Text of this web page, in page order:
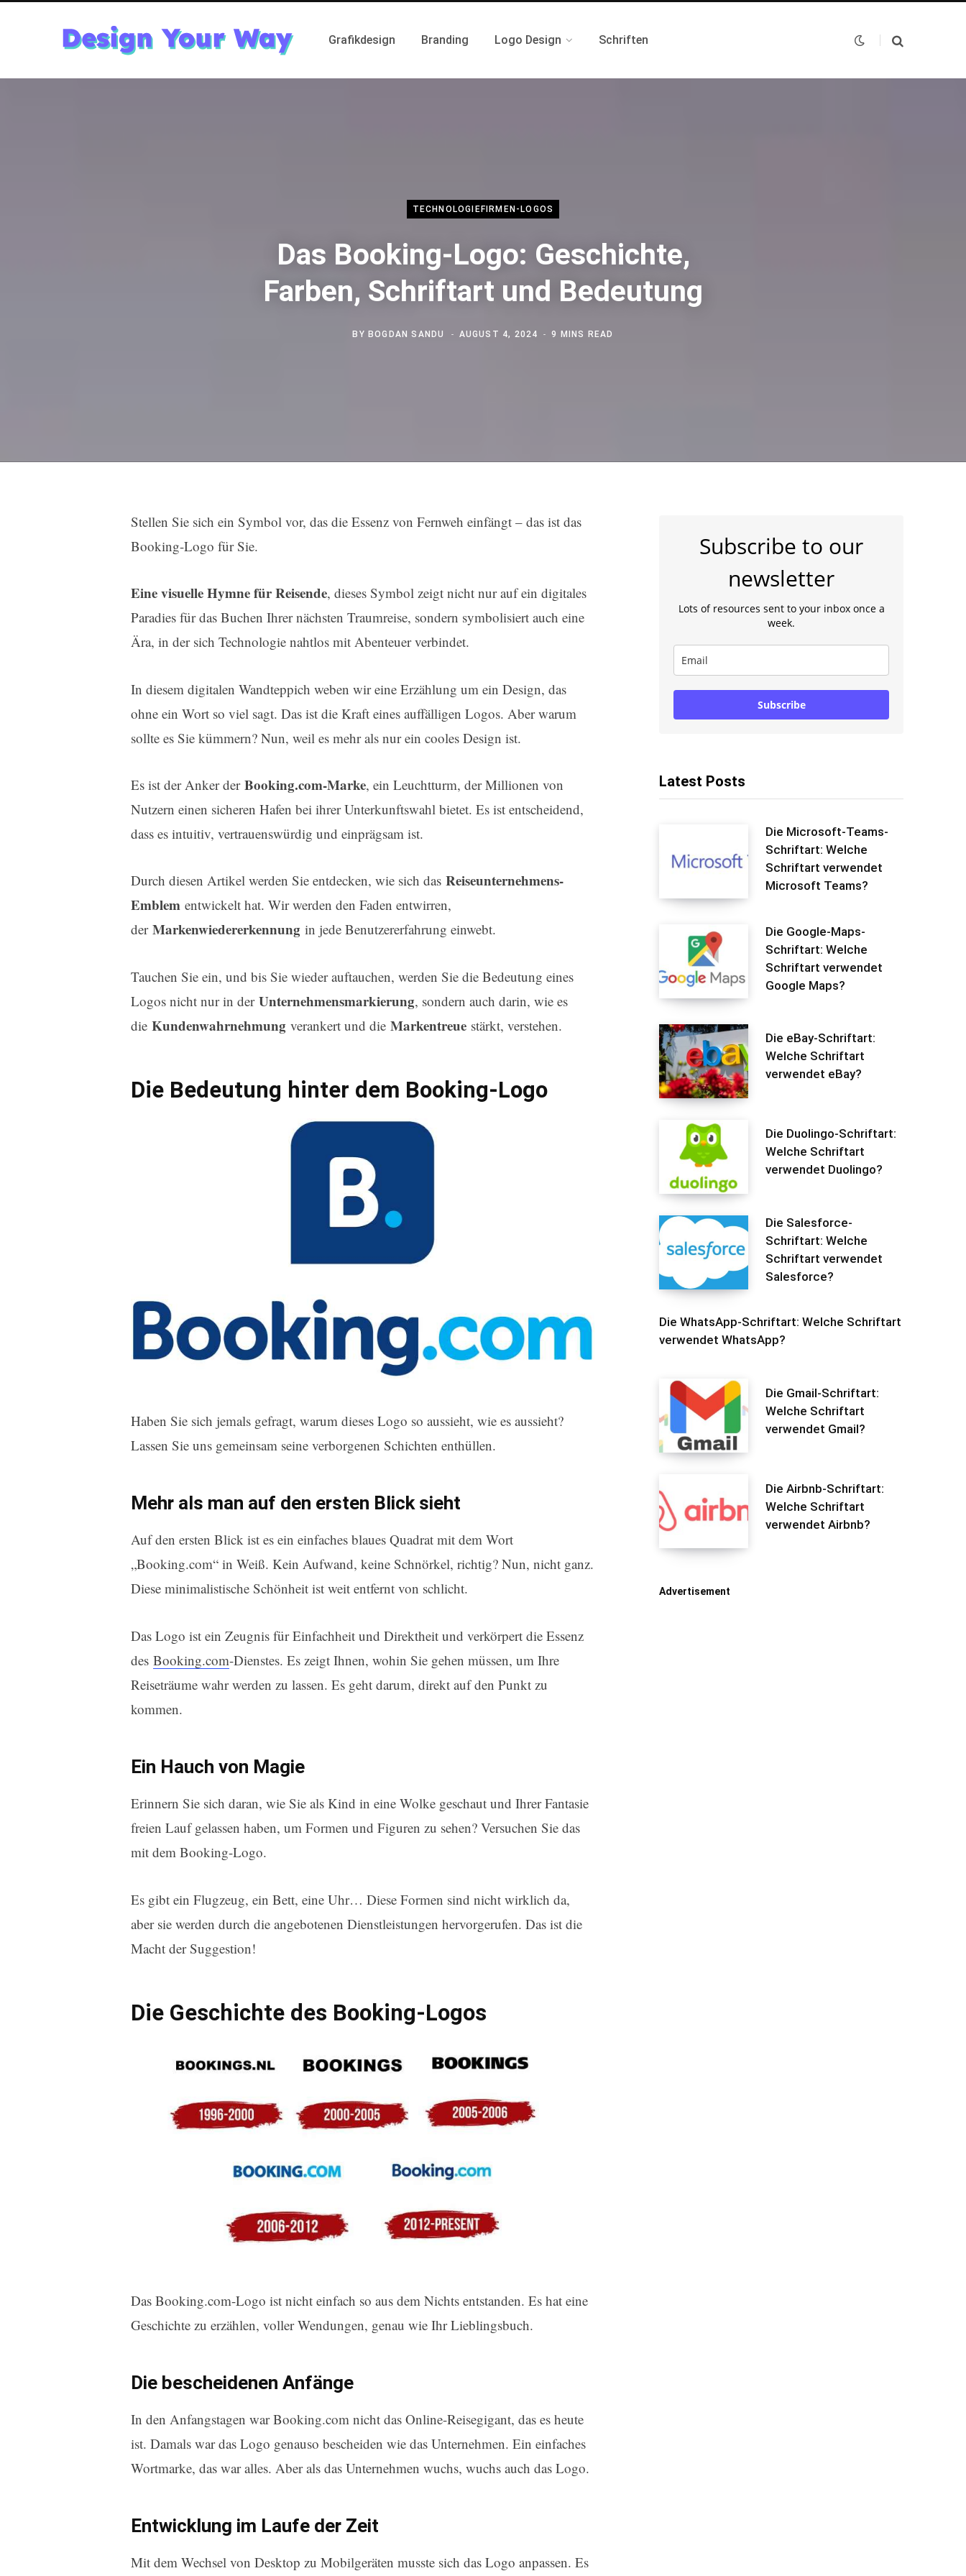
Grafikdesign Branding Logo Design Schriften
TECHNOLOGIEFIRMEN-LOGOS
Das Booking-Logo: Geschichte,
Farben, Schriftart und Bedeutung
BY BOGDAN SANDU AUGUST 4, 2024 9 MINS READ
Stellen Sie sich ein Symbol vor, das die Essenz von Fernweh einfängt – das ist das
Booking-Logo für Sie.
Eine visuelle Hymne für Reisende, dieses Symbol zeigt nicht nur auf ein digitales
Paradies für das Buchen Ihrer nächsten Traumreise, sondern symbolisiert auch eine
Ära, in der sich Technologie nahtlos mit Abenteuer verbindet.
In diesem digitalen Wandteppich weben wir eine Erzählung um ein Design, das
ohne ein Wort so viel sagt. Das ist die Kraft eines auffälligen Logos. Aber warum
sollte es Sie kümmern? Nun, weil es mehr als nur ein cooles Design ist.
Es ist der Anker der Booking.com-Marke, ein Leuchtturm, der Millionen von
Nutzern einen sicheren Hafen bei ihrer Unterkunftswahl bietet. Es ist entscheidend,
dass es intuitiv, vertrauenswürdig und einprägsam ist.
Durch diesen Artikel werden Sie entdecken, wie sich das Reiseunternehmens-
Emblementwickelt hat. Wir werden den Faden entwirren,
der Markenwiedererkennungin jede Benutzererfahrung einwebt.
Tauchen Sie ein, und bis Sie wieder auftauchen, werden Sie die Bedeutung eines
Logos nicht nur in der Unternehmensmarkierung, sondern auch darin, wie es
die Kundenwahrnehmungverankert und die Markentreuestärkt, verstehen.
Die Bedeutung hinter dem Booking-Logo
Haben Sie sich jemals gefragt, warum dieses Logo so aussieht, wie es aussieht?
Lassen Sie uns gemeinsam seine verborgenen Schichten enthüllen.
Mehr als man auf den ersten Blick sieht
Auf den ersten Blick ist es ein einfaches blaues Quadrat mit dem Wort
„Booking.com“ in Weiß. Kein Aufwand, keine Schnörkel, richtig? Nun, nicht ganz.
Diese minimalistische Schönheit ist weit entfernt von schlicht.
Das Logo ist ein Zeugnis für Einfachheit und Direktheit und verkörpert die Essenz
des Booking.com-Dienstes. Es zeigt Ihnen, wohin Sie gehen müssen, um Ihre
Reiseträume wahr werden zu lassen. Es geht darum, direkt auf den Punkt zu
kommen.
Ein Hauch von Magie
Erinnern Sie sich daran, wie Sie als Kind in eine Wolke geschaut und Ihrer Fantasie
freien Lauf gelassen haben, um Formen und Figuren zu sehen? Versuchen Sie das
mit dem Booking-Logo.
Es gibt ein Flugzeug, ein Bett, eine Uhr… Diese Formen sind nicht wirklich da,
aber sie werden durch die angebotenen Dienstleistungen hervorgerufen. Das ist die
Macht der Suggestion!
Die Geschichte des Booking-Logos
Das Booking.com-Logo ist nicht einfach so aus dem Nichts entstanden. Es hat eine
Geschichte zu erzählen, voller Wendungen, genau wie Ihr Lieblingsbuch.
Die bescheidenen Anfänge
In den Anfangstagen war Booking.com nicht das Online-Reisegigant, das es heute
ist. Damals war das Logo genauso bescheiden wie das Unternehmen. Ein einfaches
Wortmarke, das war alles. Aber als das Unternehmen wuchs, wuchs auch das Logo.
Entwicklung im Laufe der Zeit
Mit dem Wechsel von Desktop zu Mobilgeräten musste sich das Logo anpassen. Es
Subscribe to our
newsletter
Lots of resources sent to your inbox once a
week.
Subscribe
Latest Posts
Die Microsoft-Teams-
Schriftart: Welche
Schriftart verwendet
Microsoft Teams?
Die Google-Maps-
Schriftart: Welche
Schriftart verwendet
Google Maps?
Die eBay-Schriftart:
Welche Schriftart
verwendet eBay?
Die Duolingo-Schriftart:
Welche Schriftart
verwendet Duolingo?
Die Salesforce-
Schriftart: Welche
Schriftart verwendet
Salesforce?
Die WhatsApp-Schriftart: Welche Schriftart
verwendet WhatsApp?
Die Gmail-Schriftart:
Welche Schriftart
verwendet Gmail?
Die Airbnb-Schriftart:
Welche Schriftart
verwendet Airbnb?
Advertisement